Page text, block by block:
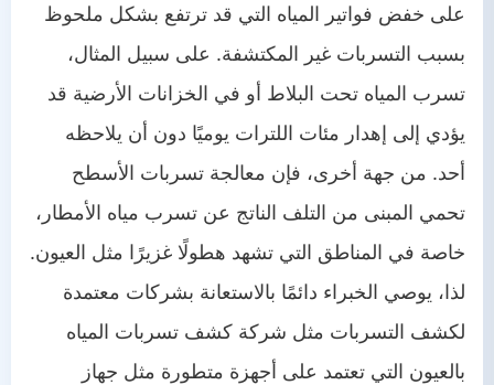
على خفض فواتير المياه التي قد ترتفع بشكل ملحوظ
بسبب التسربات غير المكتشفة. على سبيل المثال،
تسرب المياه تحت البلاط أو في الخزانات الأرضية قد
يؤدي إلى إهدار مئات اللترات يوميًا دون أن يلاحظه
أحد. من جهة أخرى، فإن معالجة تسربات الأسطح
تحمي المبنى من التلف الناتج عن تسرب مياه الأمطار،
خاصة في المناطق التي تشهد هطولًا غزيرًا مثل العيون.
لذا، يوصي الخبراء دائمًا بالاستعانة بشركات معتمدة
لكشف التسربات مثل شركة كشف تسربات المياه
بالعيون التي تعتمد على أجهزة متطورة مثل جهاز